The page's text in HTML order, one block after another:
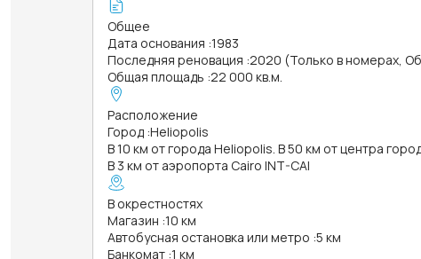
Общее
Дата основания :1983
Последняя реновация :2020 (Только в номерах,
Общая площадь :22 000 кв.м.
Расположение
Город :Heliopolis
В 10 км от города Heliopolis. В 50 км от центра
В 3 км от аэропорта Cairo INT-CAI
В окрестностях
Магазин :10 км
Автобусная остановка или метро :5 км
Банкомат :1 км